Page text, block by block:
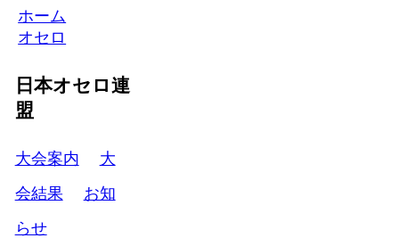
ホーム
オセロ
日本オセロ連
盟
大会案内
大
会結果
お知
らせ